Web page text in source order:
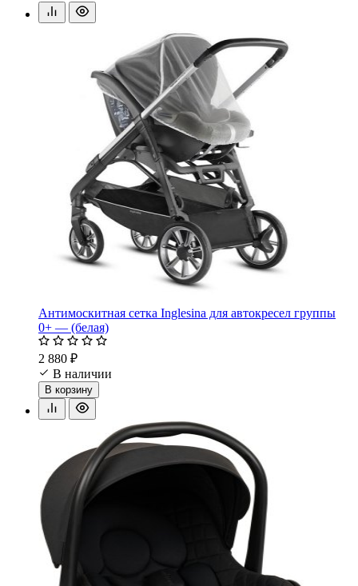
Антимоскитная сетка Inglesina для автокресел группы
0+ — (белая)
2 880 ₽
В наличии
В корзину